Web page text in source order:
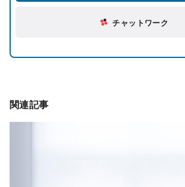
チャットワーク
関連記事